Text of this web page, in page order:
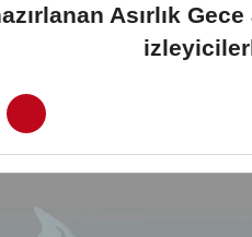
Asırlık